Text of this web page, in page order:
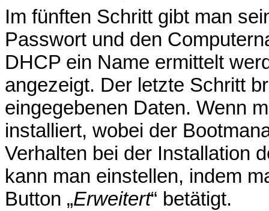
Im fünften Schritt gibt man
Passwort und den
DHCP ein Name ermittelt
angezeigt. Der letzte Schritt
eingegebenen Daten. Wenn
installiert, wobei der
Verhalten bei der Installation
kann man einstellen, indem
Button „Erweitert“ betätigt.